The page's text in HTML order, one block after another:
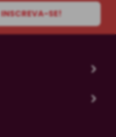
INSCREVA-SE!